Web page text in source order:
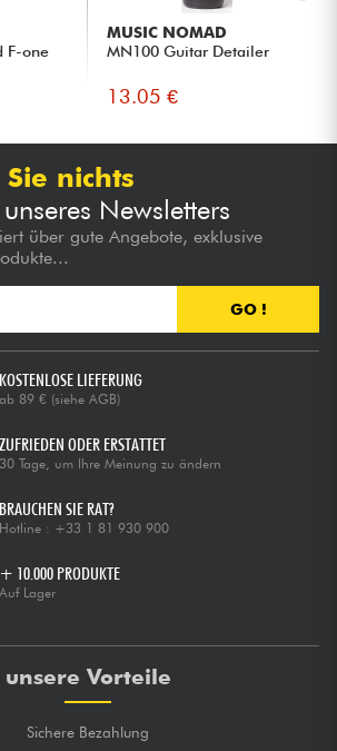
F-one
MUSIC NOMAD
MN100 Guitar Detailer
13.05 €
nichts
Newsletters
über gute Angebote, exklusive
GO !
KOSTENLOSE LIEFERUNG
ab 89 € (siehe AGB)
ZUFRIEDEN ODER ERSTATTET
30 Tage, um Ihre Meinung zu ändern
BRAUCHEN SIE RAT?
Hotline : +33 1 81 930 900
+ 10.000 PRODUKTE
Auf Lager
unsere Vorteile
Sichere Bezahlung